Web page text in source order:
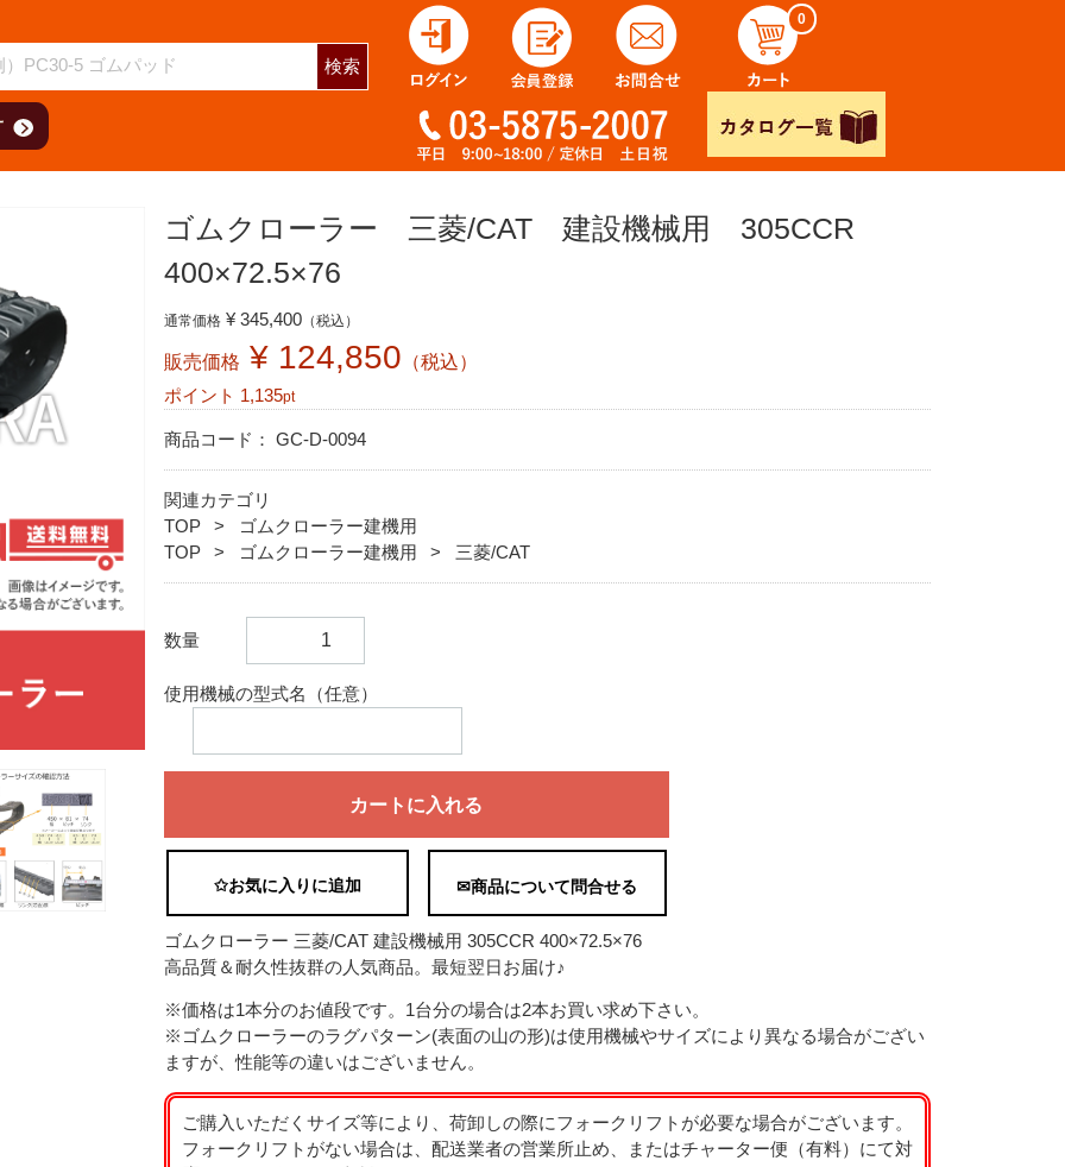
検索
0
ゴムクローラー 三菱/CAT 建設機械用 305CCR
400×72.5×76
通常価格 ¥ 345,400（税込）
販売価格 ¥ 124,850 （税込）
ポイント 1,135pt
商品コード： GC-D-0094
関連カテゴリ
TOP
ゴムクローラー建機用
TOP
ゴムクローラー建機用 三菱/CAT
数量
使用機械の型式名（任意）
カートに入れる
✩お気に入りに追加 ✉商品について問合せる
ゴムクローラー 三菱/CAT 建設機械用 305CCR 400×72.5×76
高品質＆耐久性抜群の人気商品。最短翌日お届け♪
※価格は1本分のお値段です。1台分の場合は2本お買い求め下さい。
※ゴムクローラーのラグパターン(表面の山の形)は使用機械やサイズにより異なる場合がござい
ますが、性能等の違いはございません。
ご購入いただくサイズ等により、荷卸しの際にフォークリフトが必要な場合がございます。
フォークリフトがない場合は、配送業者の営業所止め、またはチャーター便（有料）にて対